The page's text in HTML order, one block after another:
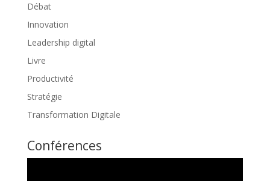
Débat
Innovation
Leadership digital
Livre
Productivité
Stratégie
Transformation Digitale
Conférences